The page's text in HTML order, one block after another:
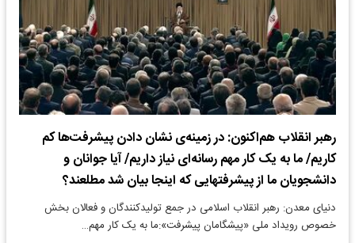
رهبر انقلاب هم‌اکنون: در زمینه‌ی نشان دادن پیشرفت‌ها کم
کاریم/ ما به یک کار مهم رسانه‌ای نیاز داریم/ آیا جوانان و
دانشجویان ما از پیشرفتهایی که اینجا بیان شد مطلعند؟
دنیای معدن: رهبر انقلاب اسلامی در جمع تولیدکنندگان و فعالان بخش
خصوص رویداد ملی «پیشگامان پیشرفت»:ما به یک کار مهم…